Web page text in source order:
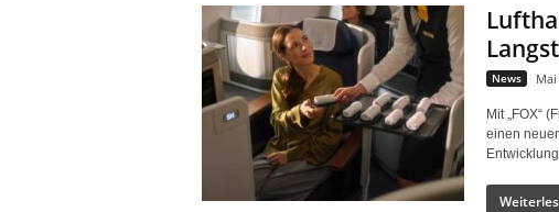
News Mai
Mit „FOX“
einen